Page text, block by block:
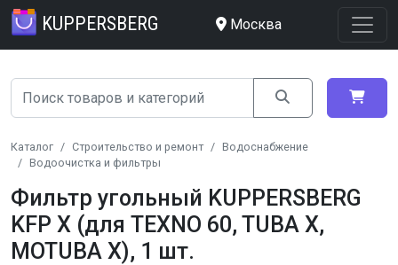
KUPPERSBERG Москва
Каталог Строительство и ремонт
Водоснабжение
Водоочистка и фильтры
Фильтр угольный KUPPERSBERG
KFP X (для TEXNO 60, TUBA X,
MOTUBA X), 1 шт.